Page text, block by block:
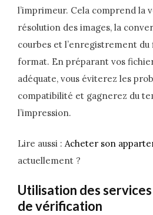
l’imprimeur. Cela comprend la
résolution des images, la
courbes et l’enregistrement
format. En préparant vos
adéquate, vous éviterez les
compatibilité et gagnerez du
l’impression.
Lire aussi : Acheter son
actuellement ?
Utilisation des
de vérification